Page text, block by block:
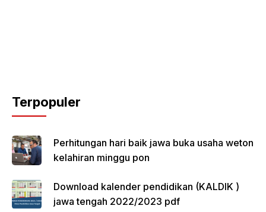
Terpopuler
Perhitungan hari baik jawa buka usaha weton
kelahiran minggu pon
Download kalender pendidikan (KALDIK )
jawa tengah 2022/2023 pdf